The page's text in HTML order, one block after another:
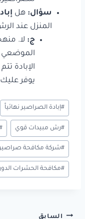
سؤال: هل
المنزل عند
ج: لا.
الموضعي
الإبادة
يوفر
#إبادة الصراصير نهائياً
#رش مبيدات قوي
#شركة مكافحة
#مكافحة الحشرات
السابق